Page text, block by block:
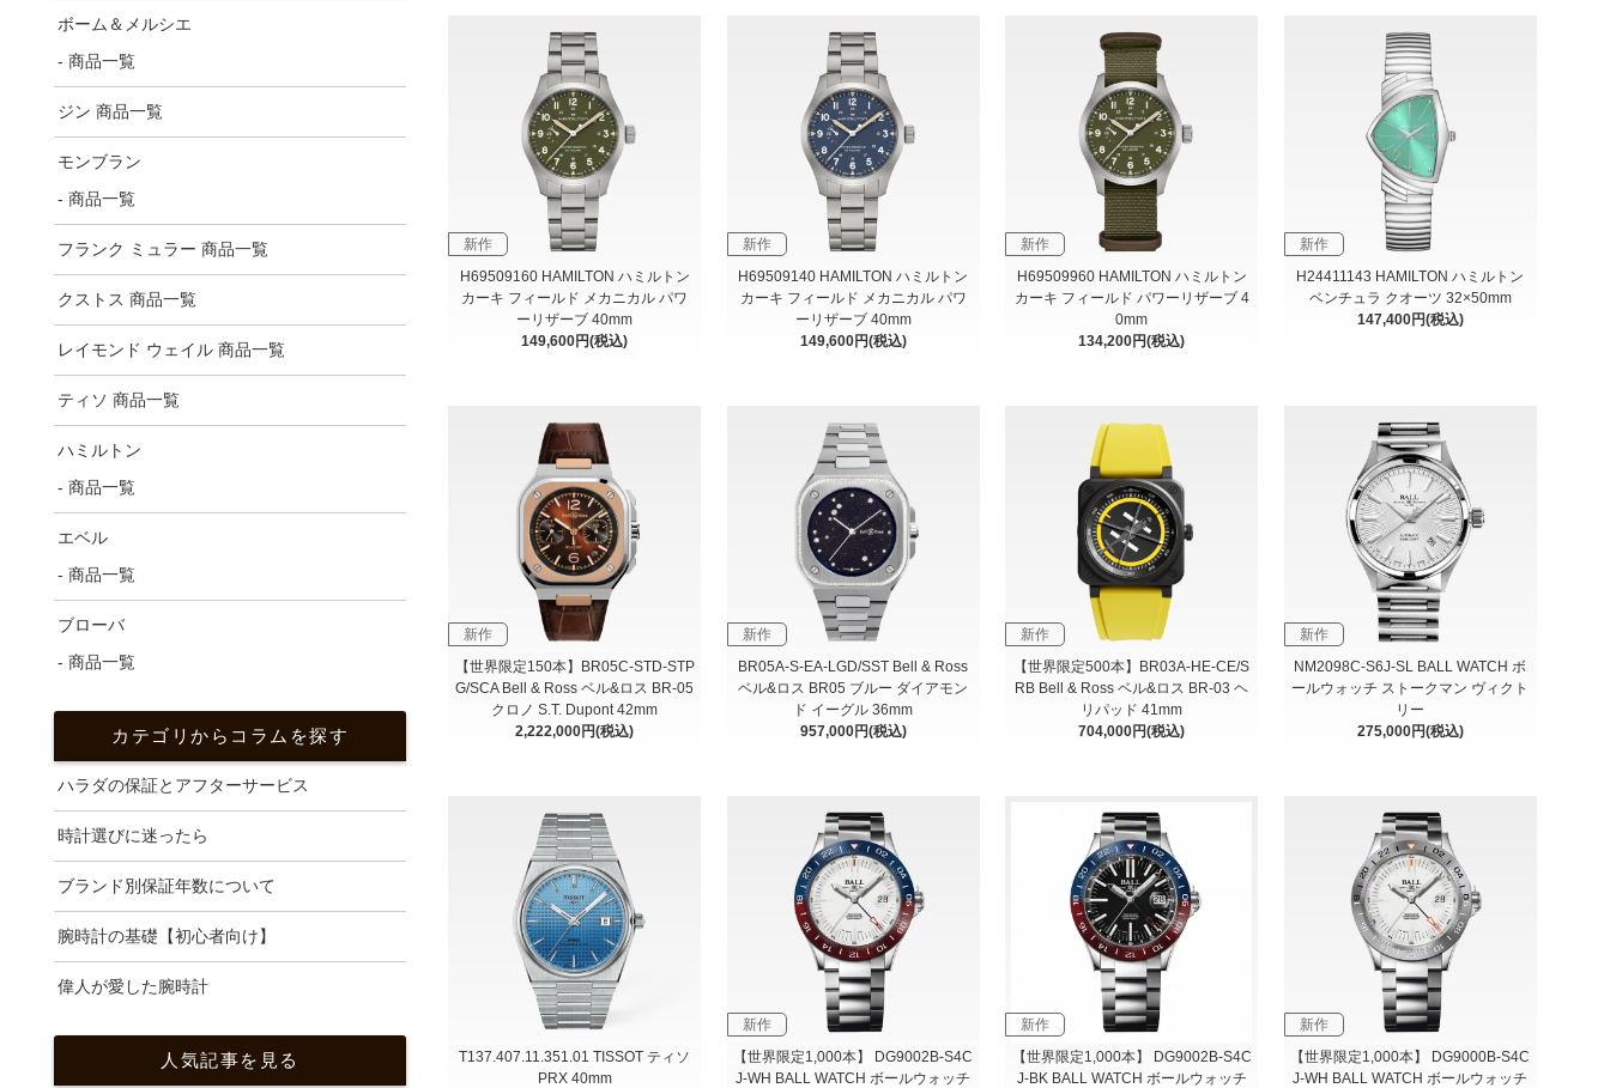
新作
H69509160 HAMILTON ハミルトン
カーキ フィールド メカニカル パワ
ーリザーブ 40mm
149,600円(税込)
新作
H69509140 HAMILTON ハミルトン
カーキ フィールド メカニカル パワ
ーリザーブ 40mm
149,600円(税込)
新作
H69509960 HAMILTON ハミルトン
カーキ フィールド パワーリザーブ 4
0mm
134,200円(税込)
新作
H24411143 HAMILTON ハミルトン
ベンチュラ クオーツ 32×50mm
147,400円(税込)
新作
【世界限定150本】BR05C-STD-STP
G/SCA Bell & Ross ベル&ロス BR-05
クロノ S.T. Dupont 42mm
2,222,000円(税込)
新作
BR05A-S-EA-LGD/SST Bell & Ross
ベル&ロス BR05 ブルー ダイアモン
ド イーグル 36mm
957,000円(税込)
新作
【世界限定500本】BR03A-HE-CE/S
RB Bell & Ross ベル&ロス BR-03 ヘ
リパッド 41mm
704,000円(税込)
新作
NM2098C-S6J-SL BALL WATCH ボ
ールウォッチ ストークマン ヴィクト
リー
275,000円(税込)
T137.407.11.351.01 TISSOT ティソ
PRX 40mm
新作
【世界限定1,000本】 DG9002B-S4C
J-WH BALL WATCH ボールウォッチ
新作
【世界限定1,000本】 DG9002B-S4C
J-BK BALL WATCH ボールウォッチ
新作
【世界限定1,000本】 DG9000B-S4C
J-WH BALL WATCH ボールウォッチ
ボーム＆メルシエ
- 商品一覧
ジン 商品一覧
モンブラン
- 商品一覧
フランク ミュラー 商品一覧
クストス 商品一覧
レイモンド ウェイル 商品一覧
ティソ 商品一覧
ハミルトン
- 商品一覧
エベル
- 商品一覧
ブローバ
- 商品一覧
カテゴリからコラムを探す
ハラダの保証とアフターサービス
時計選びに迷ったら
ブランド別保証年数について
腕時計の基礎【初心者向け】
偉人が愛した腕時計
人気記事を見る